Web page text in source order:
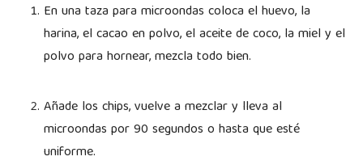
En una taza para microondas coloca el huevo, la
harina, el cacao en polvo, el aceite de coco, la miel y el
polvo para hornear, mezcla todo bien.
Añade los chips, vuelve a mezclar y lleva al
microondas por 90 segundos o hasta que esté
uniforme.